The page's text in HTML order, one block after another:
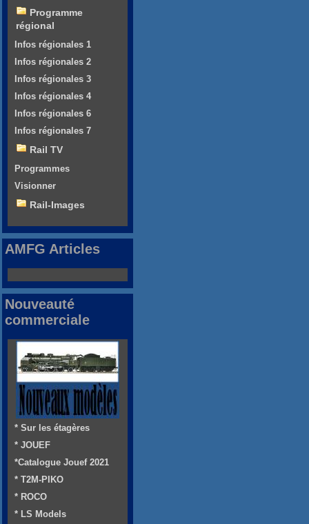
Programme
régional
Infos régionales 1
Infos régionales 2
Infos régionales 3
Infos régionales 4
Infos régionales 6
Infos régionales 7
Rail TV
Programmes
Visionner
Rail-Images
AMFG Articles
Nouveauté
commerciale
* Sur les étagères
* JOUEF
*Catalogue Jouef 2021
* T2M-PIKO
* ROCO
* LS Models